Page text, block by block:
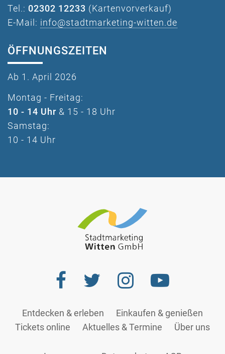
Tel.: 02302 12233 (Kartenvorverkauf)
E-Mail: info@stadtmarketing-witten.de
ÖFFNUNGSZEITEN
Ab 1. April 2026
Montag - Freitag:
10 - 14 Uhr & 15 - 18 Uhr
Samstag:
10 - 14 Uhr
Entdecken & erleben
Einkaufen & genießen
Tickets online
Aktuelles & Termine Über uns